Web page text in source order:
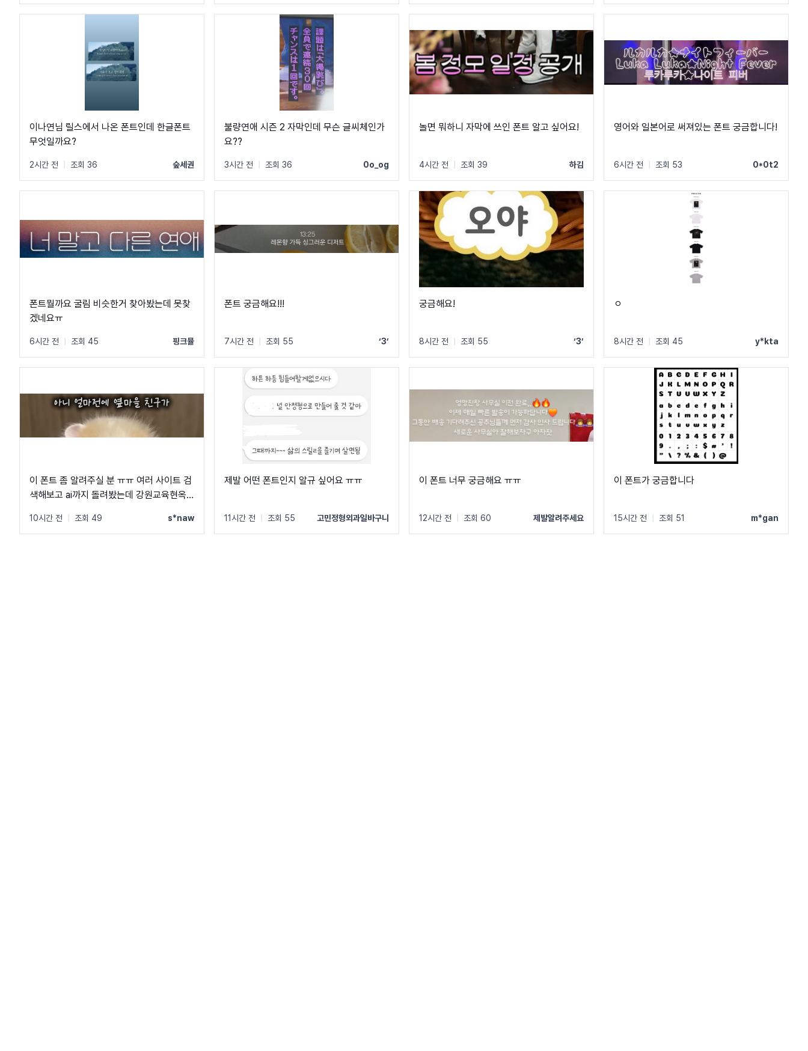
정원에 가깝고 t가 유독 가로가 짧아서 예쁘
이나연님 릴스에서 나온 폰트인데 한글폰트
무엇일까요?
2시간 전 조회 36 숲세권
불량연애 시즌 2 자막인데 무슨 글씨체인가
요??
3시간 전 조회 36 0o_og
놀면 뭐하니 자막에 쓰인 폰트 알고 싶어요!
4시간 전 조회 39 하김
영어와 일본어로 써져있는 폰트 궁금합니다!
6시간 전 조회 53 0*0t2
폰트뭘까요 굴림 비슷한거 찾아봤는데 못찾
겠네요ㅠ
6시간 전 조회 45 핑크뮬
폰트 궁금해요!!!
7시간 전 조회 55 ‘3’
궁금해요!
8시간 전 조회 55 ‘3’
ㅇ
8시간 전 조회 45 y*kta
이 폰트 좀 알려주실 분 ㅠㅠ 여러 사이트 검
색해보고 ai까지 돌려봤는데 강원교육현옥
10시간 전 조회 49 s*naw
제발 어떤 폰트인지 알규 싶어요 ㅠㅠ
11시간 전 조회 55 고민정형외과일바구니
이 폰트 너무 궁금해요 ㅠㅠ
12시간 전 조회 60 제발알려주세요
이 폰트가 궁금합니다
15시간 전 조회 51 m*gan